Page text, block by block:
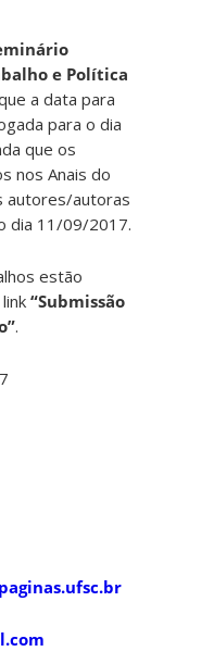
e Política
a data para
para o dia
que os
nos Anais do
autores/autoras
dia 11/09/2017.
estão
link“Submissão
.